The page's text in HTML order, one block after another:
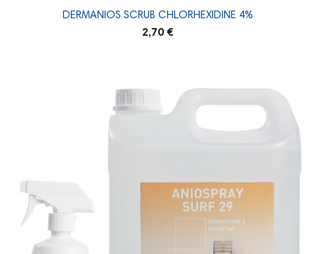
DERMANIOS SCRUB CHLORHEXIDINE 4%
2,70 €